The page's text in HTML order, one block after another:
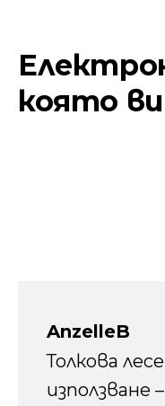
която ви
AnzelleB
Толкова
използване